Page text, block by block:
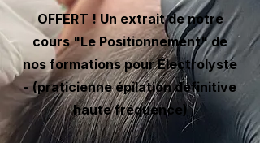
OFFERT ! Un extrait de notre
cours "Le Positionnement" de
nos formations pour Électrolyste
- (praticienne épilation définitive
haute fréquence)